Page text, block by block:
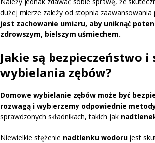
dużej mierze zależy od stopnia
jest zachowanie umiaru, aby uniknąć
zdrowszym, bielszym uśmiechem.
Jakie są bezpieczeństwo
wybielania zębów?
Domowe wybielanie zębów może być
rozwagą i wybierzemy odpowiednie
sprawdzonych składnikach, takich jak
Niewielkie stężenie nadtlenku wodoru jest